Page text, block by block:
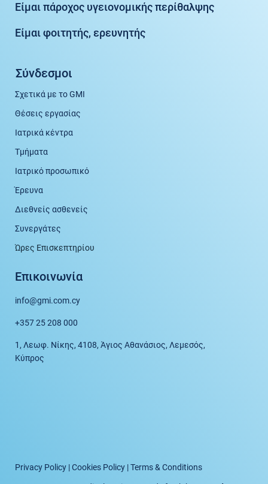
Είμαι πάροχος υγειονομικής περίθαλψης
Είμαι φοιτητής, ερευνητής
Σύνδεσμοι
Σχετικά με το GMI
Θέσεις εργασίας
Ιατρικά κέντρα
Τμήματα
Ιατρικό προσωπικό
Έρευνα
Διεθνείς ασθενείς
Συνεργάτες
Ώρες Επισκεπτηρίου
Επικοινωνία
info@gmi.com.cy
+357 25 208 000
1, Λεωφ. Νίκης, 4108, Άγιος Αθανάσιος, Λεμεσός,
Κύπρος
Privacy Policy|Cookies Policy|Terms & Conditions